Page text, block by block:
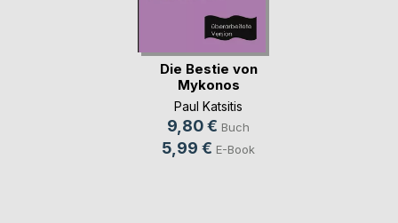
Die Bestie von
Mykonos
Paul Katsitis
9,80 € Buch
5,99 € E-Book